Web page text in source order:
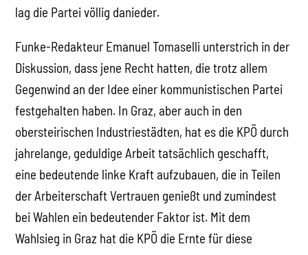
lag die Partei völlig danieder.
Funke-Redakteur Emanuel Tomaselli unterstrich in der
Diskussion, dass jene Recht hatten, die trotz allem
Gegenwind an der Idee einer kommunistischen Partei
festgehalten haben. In Graz, aber auch in den
obersteirischen Industriestädten, hat es die KPÖ durch
jahrelange, geduldige Arbeit tatsächlich geschafft,
eine bedeutende linke Kraft aufzubauen, die in Teilen
der Arbeiterschaft Vertrauen genießt und zumindest
bei Wahlen ein bedeutender Faktor ist. Mit dem
Wahlsieg in Graz hat die KPÖ die Ernte für diese